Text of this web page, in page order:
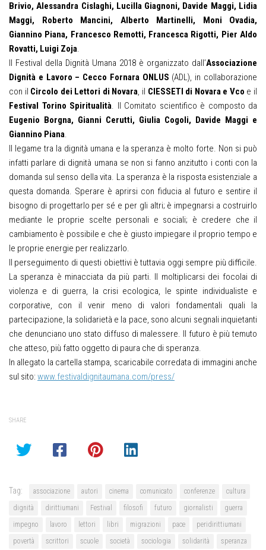
Brivio, Alessandra Cislaghi, Lucilla Giagnoni, Davide Maggi, Lidia
Maggi, Roberto Mancini, Alberto Martinelli, Moni Ovadia,
Giannino Piana, Francesco Remotti, Francesca Rigotti, Pier Aldo
Rovatti, Luigi Zoja.
Il Festival della Dignità Umana 2018 è organizzato dall’Associazione
Dignità e Lavoro – Cecco Fornara ONLUS (ADL), in collaborazione
con il Circolo dei Lettori di Novara, il CIESSETI di Novara e Vco e il
Festival Torino Spiritualità. Il Comitato scientifico è composto da
Eugenio Borgna, Gianni Cerutti, Giulia Cogoli, Davide Maggi e
Giannino Piana.
Il legame tra la dignità umana e la speranza è molto forte. Non si può
infatti parlare di dignità umana se non si fanno anzitutto i conti con la
domanda sul senso della vita. La speranza è la risposta esistenziale a
questa domanda. Sperare è aprirsi con fiducia al futuro e sentire il
bisogno di progettarlo per sé e per gli altri; è impegnarsi a costruirlo
mediante le proprie scelte personali e sociali; è credere che il
cambiamento è possibile e che è giusto impiegare il proprio tempo e
le proprie energie per realizzarlo.
Il perseguimento di questi obiettivi è tuttavia oggi sempre più difficile.
La speranza è minacciata da più parti. Il moltiplicarsi dei focolai di
violenza e di guerra, la crisi ecologica, le spinte individualiste e
corporative, con il venir meno di valori fondamentali quali la
partecipazione, la solidarietà e la pace, sono alcuni segnali inquietanti
che denunciano uno stato diffuso di malessere. Il futuro è più temuto
che atteso, più fatto oggetto di paura che di speranza.
In allegato la cartella stampa, scaricabile corredata di immagini anche
sul sito: www.festivaldignitaumana.com/press/
SHARE
Tag: associazione autori cinema comunicato conferenze
cultura
dignità
dirittiumani Festival filosofi futuro giornalisti
guerra
impegno
lavoro lettori libri migrazioni pace
peridirittiumani
povertà
scrittori scuole società sociologia solidarità
speranza